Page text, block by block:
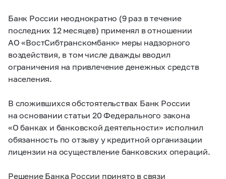
Банк России неоднократно (9 раз в течение
последних 12 месяцев) применял в отношении
АО «ВостСибтранскомбанк» меры надзорного
воздействия, в том числе дважды вводил
ограничения на привлечение денежных средств
населения.
В сложившихся обстоятельствах Банк России
на основании статьи 20 Федерального закона
«О банках и банковской деятельности» исполнил
обязанность по отзыву у кредитной организации
лицензии на осуществление банковских операций.
Решение Банка России принято в связи